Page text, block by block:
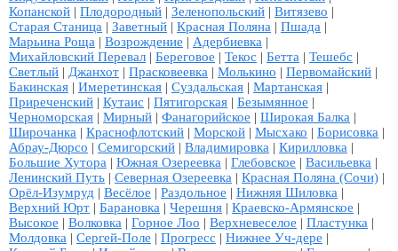
Копанской | Плодородный | Зеленопольский | Витязево |
Старая Станица | Заветный | Красная Поляна | Пшада |
Марьина Роща | Возрождение | Адербиевка |
Михайловский Перевал | Береговое | Текос | Бетта | Тешебс |
Светлый | Джанхот | Прасковеевка | Молькино | Первомайский |
Бакинская | Имеретинская | Суздальская | Мартанская |
Приреченский | Кутаис | Пятигорская | Безымянное |
Черноморская | Мирный | Фанагорийское | Широкая Балка |
Широчанка | Краснофлотский | Морской | Мысхако | Борисовка |
Абрау-Дюрсо | Семигорский | Владимировка | Кирилловка |
Большие Хутора | Южная Озереевка | Глебовское | Васильевка |
Ленинский Путь | Северная Озереевка | Красная Поляна (Сочи) |
Орёл-Изумруд | Весёлое | Раздольное | Нижняя Шиловка |
Верхний Юрт | Барановка | Черешня | Краевско-Армянское |
Высокое | Волковка | Горное Лоо | Верхневеселое | Пластунка |
Молдовка | Сергей-Поле | Прогресс | Нижнее Уч-дере |